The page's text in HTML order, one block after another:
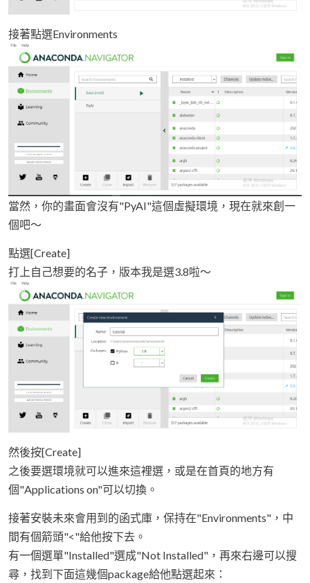
接著點選Environments
當然，你的畫面會沒有"PyAI"這個虛擬環境，現在就來創一
個吧～
點選[Create]
打上自己想要的名子，版本我是選3.8啦～
然後按[Create]
之後要選環境就可以進來這裡選，或是在首頁的地方有
個"Applications on"可以切換。
接著安裝未來會用到的函式庫，保持在"Environments"，中
間有個箭頭"<"給他按下去。
有一個選單"Installed"選成"Not Installed"，再來右邊可以搜
尋，找到下面這幾個package給他點選起來：